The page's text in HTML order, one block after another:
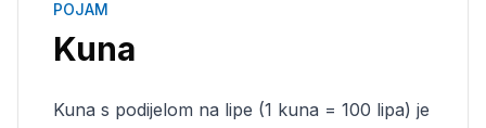
POJAM
Kuna
Kuna s podijelom na lipe (1 kuna = 100 lipa) je